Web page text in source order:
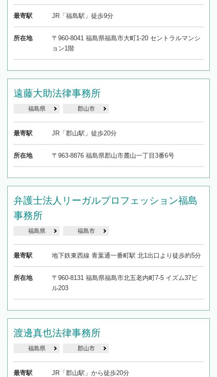
最寄駅 JR「福島駅」徒歩9分
所在地
〒960-8041 福島県福島市大町1-20 セントラルマンシ
ョン1階
遠藤大助法律事務所
福島県 郡山市
最寄駅 JR「郡山駅」徒歩20分
所在地 〒963-8876 福島県郡山市麓山一丁目3番6号
弁護士法人リーガルプロフェッション福島
事務所
福島県 福島市
最寄駅 地下鉄東西線 青葉通一番町駅 北1出口より徒歩約5分
所在地
〒960-8131 福島県福島市北五老内町7-5 イズム37ビ
ル203
渡邊真也法律事務所
福島県 郡山市
最寄駅 JR「郡山駅」から徒歩20分